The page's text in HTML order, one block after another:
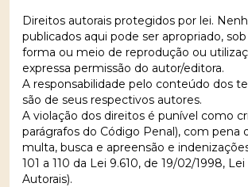
Direitos autorais protegidos por lei.
publicados aqui pode ser apropriado,
forma ou meio de reprodução ou
expressa permissão do autor/editora.
A responsabilidade pelo conteúdo dos
são de seus respectivos autores.
A violação dos direitos é punível como
parágrafos do Código Penal), com pena
multa, busca e apreensão e
101 a 110 da Lei 9.610, de 19/02/1998,
Autorais).